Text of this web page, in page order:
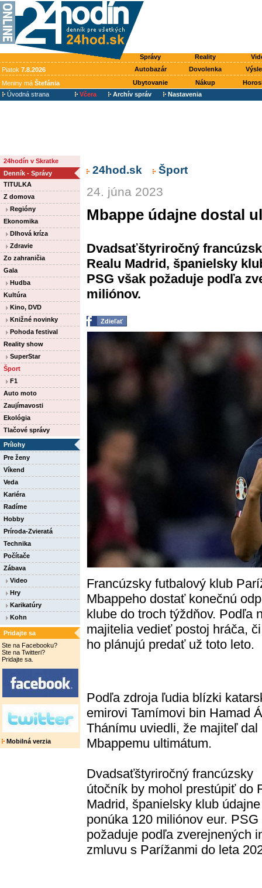
Správy Reality
Piatok 7.8.2026 Autobazár Dovolenka
Meniny má Štefánia Ubytovanie Nákup
Úvodná strana
Včera Archív správ Nastavenia
24hodín v Skratke
Denník - Správy
TITULKA
Z domova
Regióny
Ekonomika
Dlhová kríza
Zdravie
Zo zahraničia
Gala
Hudba
Kultúra
Kino, DVD
Knižné novinky
Pohoda festival
Reality show
SuperStar
Šport
F1
Auto moto
Zaujímavosti
Ekológia
Tlačové správy
Prílohy
Pre ženy
Víkend
Veda
Kariéra
Radíme
Hobby
Príroda-Zvieratá
Technika
Počítače
Zábava
Video
Hry
Karikatúry
Kohn
Pridajte sa
Ste na Facebooku?
Ste na Twitteri?
Pridajte sa.
Mobilná verzia
24hod.sk Šport
24. júna 2023
Mbappe údajne dostal
Dvadsaťštyriročný
Realu Madrid, španielsky
PSG však požaduje podľa
miliónov.
Zdieľať
Francúzsky futbalový klub
Mbappeho dostať konečnú
klube do troch týždňov. Podľa
majitelia vedieť postoj hráča,
ho plánujú predať už toto leto.
Podľa zdroja ľudia blízki
emirovi Tamímovi bin Hamad
Thánímu uviedli, že majiteľ dal
Mbappemu ultimátum.
Dvadsaťštyriročný francúzsky
útočník by mohol prestúpiť do
Madrid, španielsky klub údajne
ponúka 120 miliónov eur. PSG
požaduje podľa zverejnených
zmluvu s Parížanmi do leta